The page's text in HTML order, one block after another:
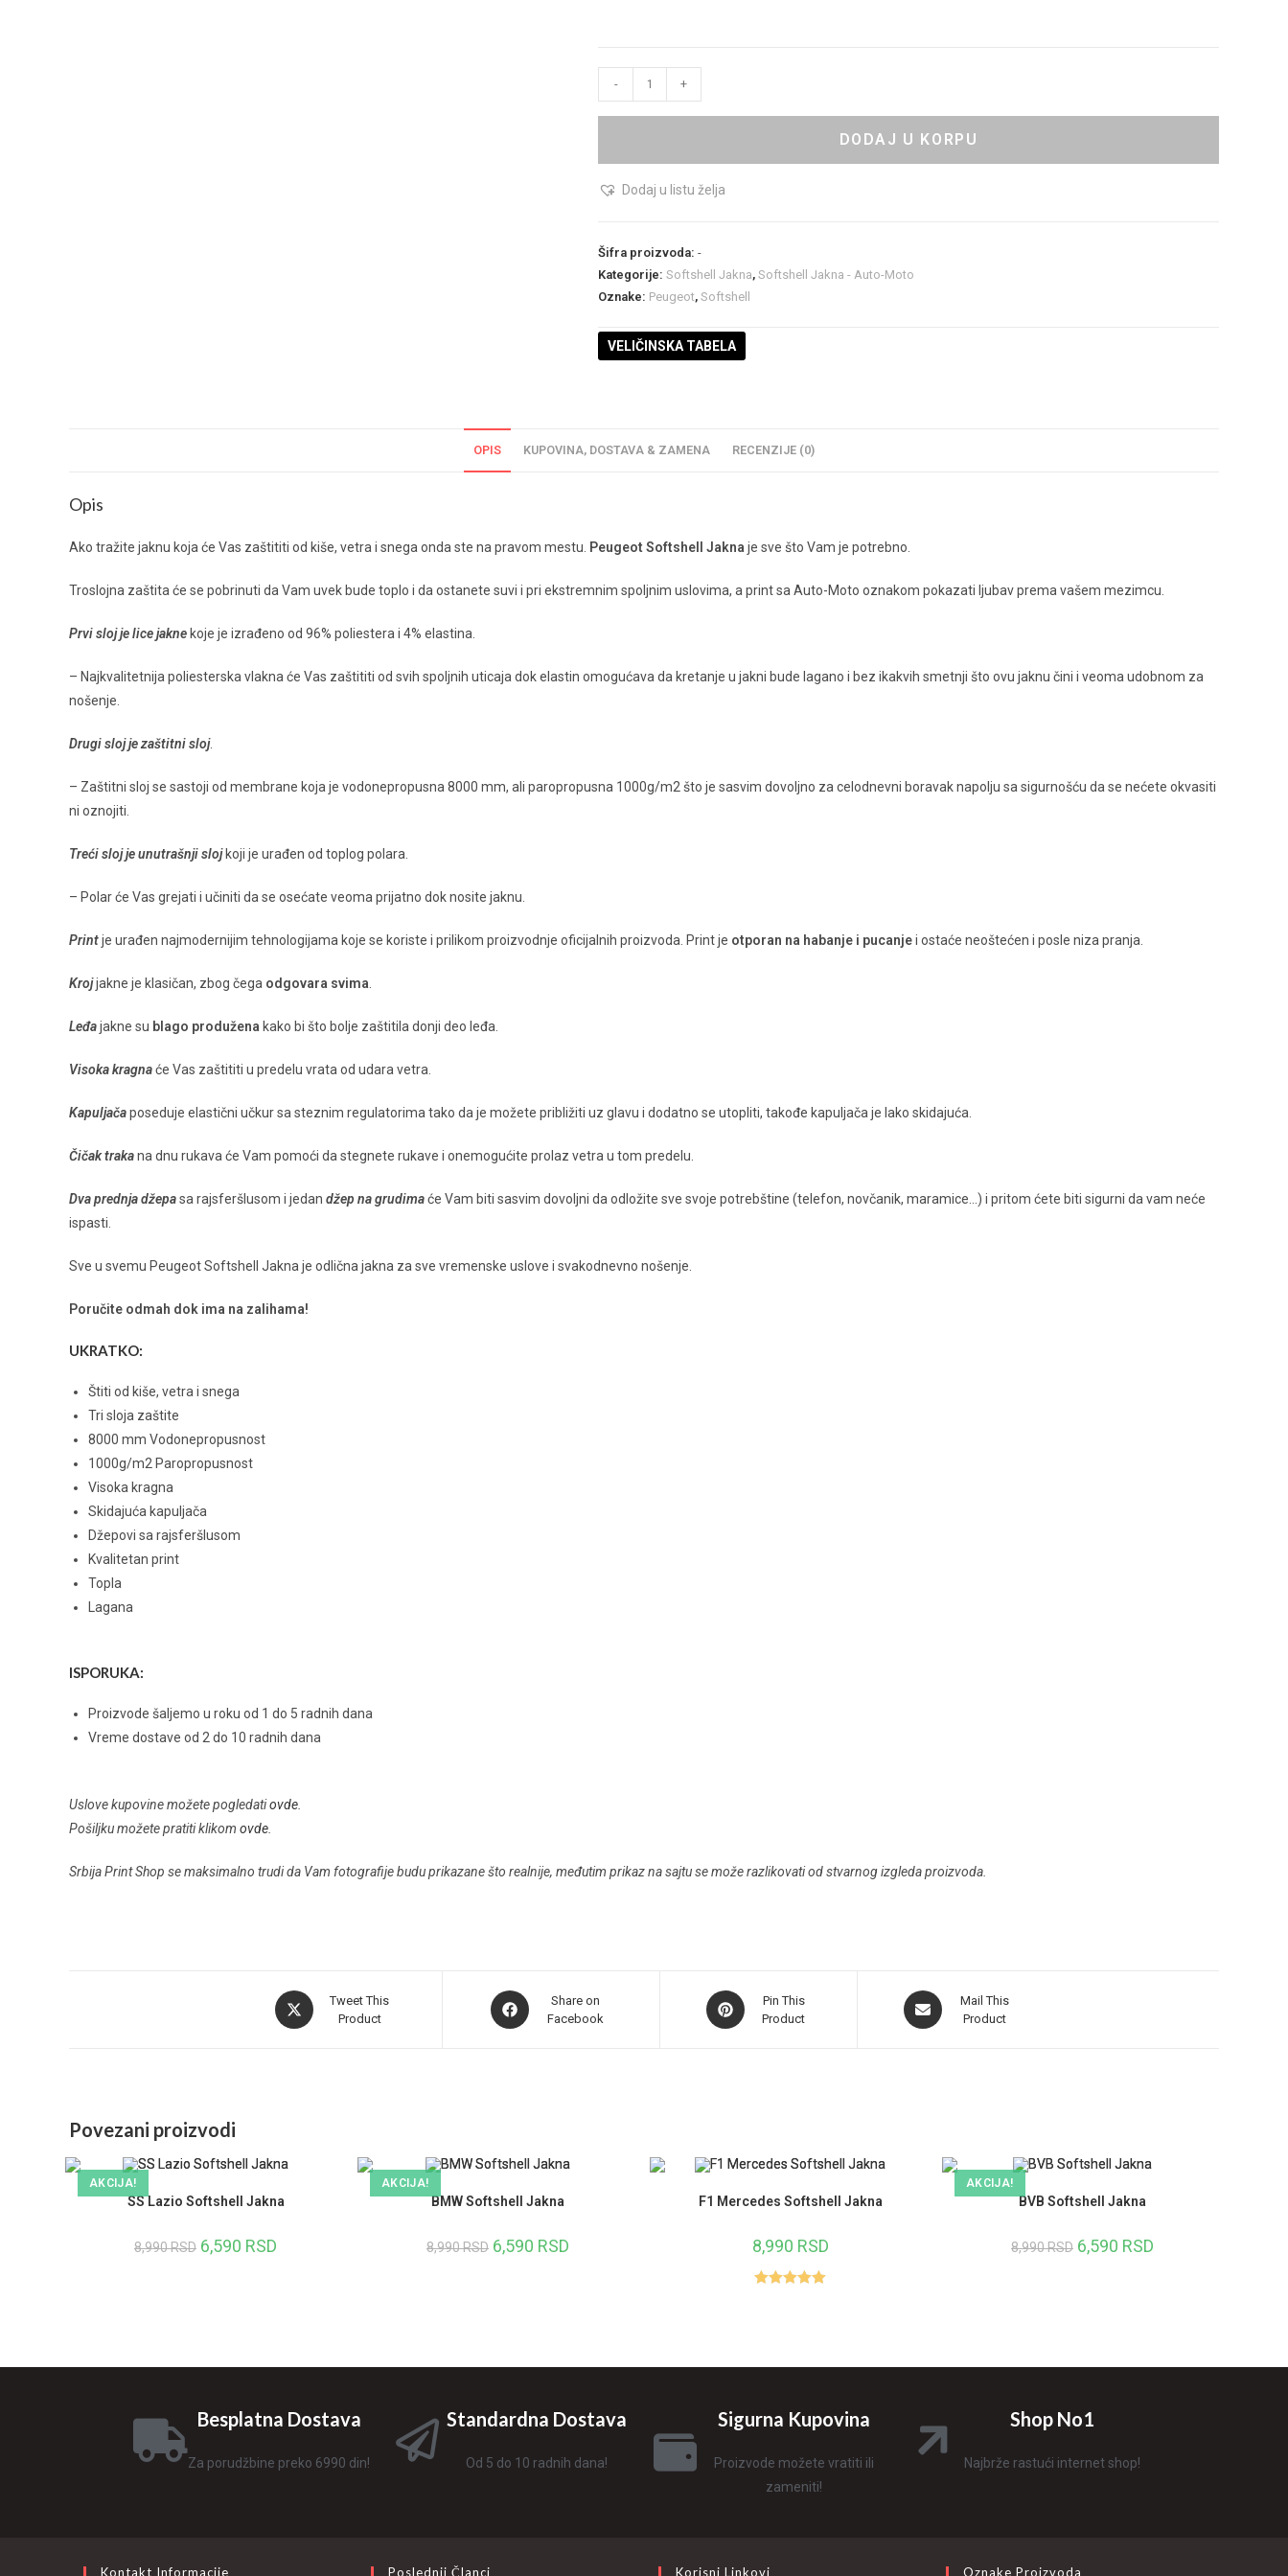
- +
DODAJ U KORPU
Dodaj u listu želja
Šifra proizvoda: -
Kategorije: Softshell Jakna, Softshell Jakna - Auto-Moto
Oznake: Peugeot, Softshell
VELIČINSKA TABELA
OPIS KUPOVINA, DOSTAVA & ZAMENA RECENZIJE (0)
Opis
Ako tražite jaknu koja će Vas zaštititi od kiše, vetra i snega onda ste na pravom mestu. Peugeot Softshell Jakna je sve što Vam je potrebno.
Troslojna zaštita će se pobrinuti da Vam uvek bude toplo i da ostanete suvi i pri ekstremnim spoljnim uslovima, a print sa Auto-Moto oznakom pokazati ljubav prema vašem mezimcu.
Prvi sloj je lice jakne koje je izrađeno od 96% poliestera i 4% elastina.
– Najkvalitetnija poliesterska vlakna će Vas zaštititi od svih spoljnih uticaja dok elastin omogućava da kretanje u jakni bude lagano i bez ikakvih smetnji što ovu jaknu čini i veoma udobnom za
nošenje.
Drugi sloj je zaštitni sloj.
– Zaštitni sloj se sastoji od membrane koja je vodonepropusna 8000 mm, ali paropropusna 1000g/m2 što je sasvim dovoljno za celodnevni boravak napolju sa sigurnošću da se nećete okvasiti
ni oznojiti.
Treći sloj je unutrašnji slojkoji je urađen od toplog polara.
– Polar će Vas grejati i učiniti da se osećate veoma prijatno dok nosite jaknu.
Printje urađen najmodernijim tehnologijama koje se koriste i prilikom proizvodnje oficijalnih proizvoda. Print je otporan na habanje i pucanjei ostaće neoštećen i posle niza pranja.
Krojjakne je klasičan, zbog čega odgovara svima
Leđajakne su blago produžena kako bi što bolje zaštitila donji deo leđa.
Visoka kragnaće Vas zaštititi u predelu vrata od udara vetra.
Kapuljačaposeduje elastični učkur sa steznim regulatorima tako da je možete približiti uz glavu i dodatno se utopliti, takođe kapuljača je lako skidajuća.
Čičak trakana dnu rukava će Vam pomoći da stegnete rukave i onemogućite prolaz vetra u tom predelu.
Dva prednja džepasa rajsferšlusom i jedan džep na grudimaće Vam biti sasvim dovoljni da odložite sve svoje potrebštine (telefon, novčanik, maramice…) i pritom ćete biti sigurni da vam neće
ispasti.
Sve u svemu Peugeot Softshell Jakna je odlična jakna za sve vremenske uslove i svakodnevno nošenje.
Poručite odmah dok ima na zalihama!
UKRATKO:
Štiti od kiše, vetra i snega
Tri sloja zaštite
8000 mm Vodonepropusnost
1000g/m2 Paropropusnost
Visoka kragna
Skidajuća kapuljača
Džepovi sa rajsferšlusom
Kvalitetan print
Topla
Lagana
ISPORUKA:
Proizvode šaljemo u roku od 1 do 5 radnih dana
Vreme dostave od 2 do 10 radnih dana
Uslove kupovine možete pogledatiovde
Pošiljku možete pratiti klikom ovde
Srbija Print Shop se maksimalno trudi da Vam fotografije budu prikazane što realnije, međutim prikaz na sajtu se može razlikovati od stvarnog izgleda proizvoda.
Tweet This
Product
Share on
Facebook
Pin This
Product
Mail This
Product
Povezani proizvodi
AKCIJA!
SS Lazio Softshell Jakna
8,990RSD 6,590 RSD
AKCIJA!
BMW Softshell Jakna
8,990RSD 6,590 RSD
F1 Mercedes Softshell Jakna
8,990 RSD
AKCIJA!
BVB Softshell Jakna
8,990RSD 6,590 RSD
Besplatna Dostava
Za porudžbine preko 6990 din!
Standardna Dostava
Od 5 do 10 radnih dana!
Sigurna Kupovina
Proizvode možete vratiti ili
zameniti!
Shop No1
Najbrže rastući internet shop!
Kontakt Informacije Poslednji Članci Korisni Linkovi Oznake Proizvoda